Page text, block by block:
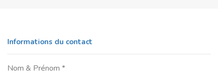
Informations du contact
Nom & Prénom *